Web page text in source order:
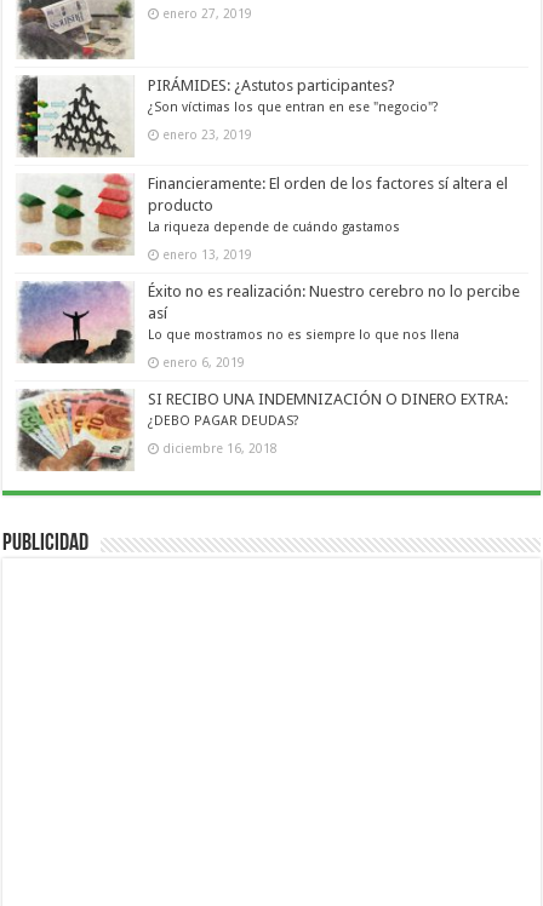
enero 27, 2019
PIRÁMIDES: ¿Astutos participantes?
¿Son víctimas los que entran en ese "negocio"?
enero 23, 2019
Financieramente: El orden de los factores sí altera el
producto
La riqueza depende de cuándo gastamos
enero 13, 2019
Éxito no es realización: Nuestro cerebro no lo percibe
así
Lo que mostramos no es siempre lo que nos llena
enero 6, 2019
SI RECIBO UNA INDEMNIZACIÓN O DINERO EXTRA:
¿DEBO PAGAR DEUDAS?
diciembre 16, 2018
Publicidad